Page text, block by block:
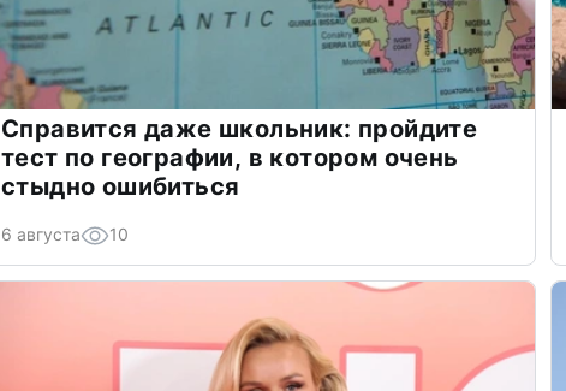
Справится даже школьник: пройдите
тест по географии, в котором очень
стыдно ошибиться
6 августа 10